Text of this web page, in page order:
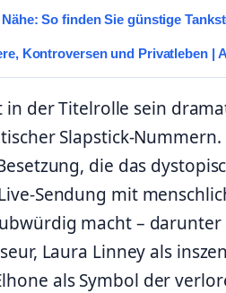
So finden Sie günstige
Kontroversen und Privatleben |
in der Titelrolle sein
Slapstick-
die das
Sendung mit
macht – darunter
Laura Linney als
als Symbol der